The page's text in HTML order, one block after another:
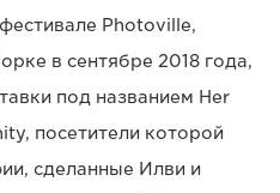
Photoville,
в сентябре 2018 года,
под названием Her
посетители которой
сделанные Илви и